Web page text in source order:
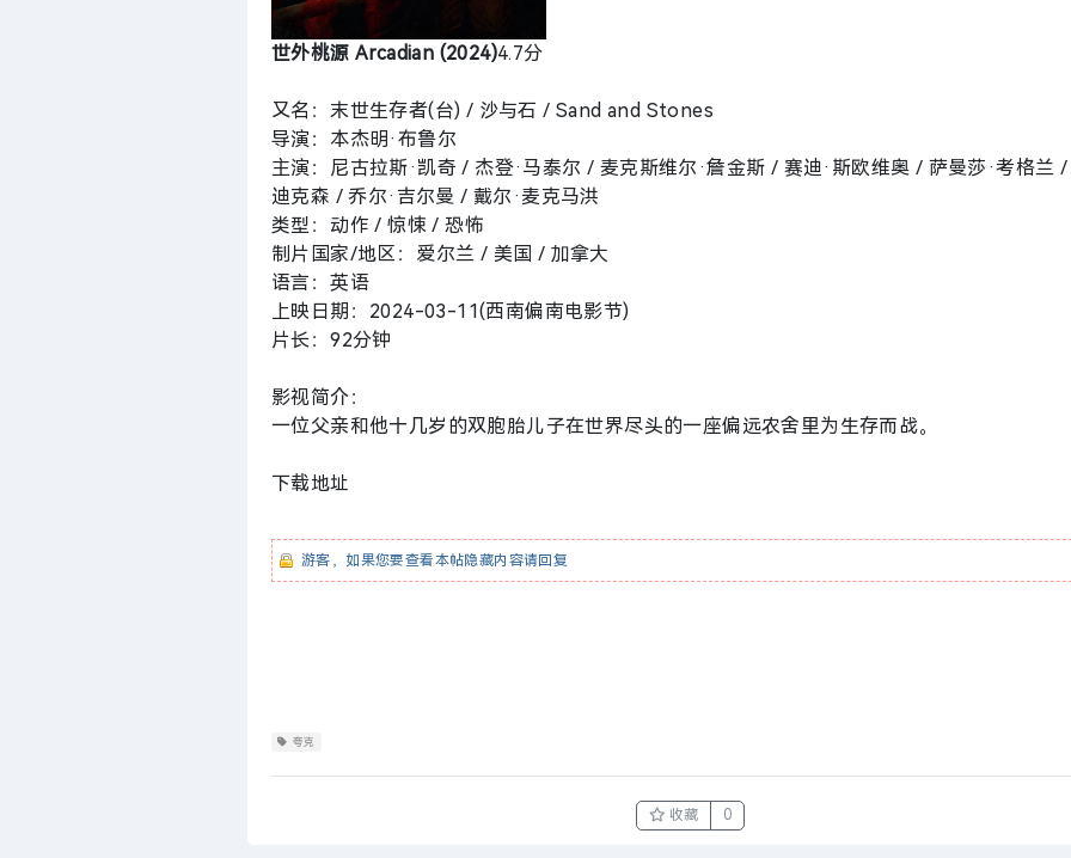
世外桃源 Arcadian (2024)4.7分
又名：末世生存者(台) / 沙与石 / Sand and Stones
导演：本杰明·布鲁尔
主演：尼古拉斯·凯奇 / 杰登·马泰尔 / 麦克斯维尔·詹金斯 / 赛迪·斯欧维奥 / 萨曼莎·考格兰 /
迪克森 / 乔尔·吉尔曼 / 戴尔·麦克马洪
类型：动作 / 惊悚 / 恐怖
制片国家/地区：爱尔兰 / 美国 / 加拿大
语言：英语
上映日期：2024-03-11(西南偏南电影节)
片长：92分钟
影视简介：
一位父亲和他十几岁的双胞胎儿子在世界尽头的一座偏远农舍里为生存而战。
下载地址
游客，如果您要查看本帖隐藏内容请回复
夸克
收藏 0